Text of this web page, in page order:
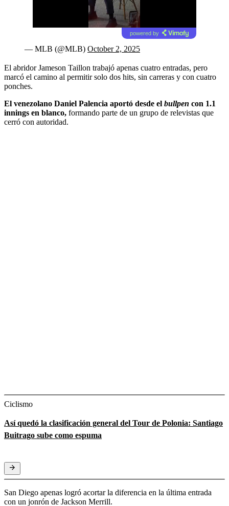
powered by
— MLB (@MLB) October 2, 2025
El abridor Jameson Taillon trabajó apenas cuatro entradas, pero
marcó el camino al permitir solo dos hits, sin carreras y con cuatro
ponches.
El venezolano Daniel Palencia aportó desde el bullpen con 1.1
innings en blanco, formando parte de un grupo de relevistas que
cerró con autoridad.
Ciclismo
Así quedó la clasificación general del Tour de Polonia: Santiago
Buitrago sube como espuma
San Diego apenas logró acortar la diferencia en la última entrada
con un jonrón de Jackson Merrill.